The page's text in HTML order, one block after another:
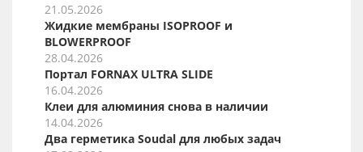
21.05.2026
Жидкие мембраны ISOPROOF и
BLOWERPROOF
28.04.2026
Портал FORNAX ULTRA SLIDE
16.04.2026
Клеи для алюминия снова в наличии
14.04.2026
Два герметика Soudal для любых задач